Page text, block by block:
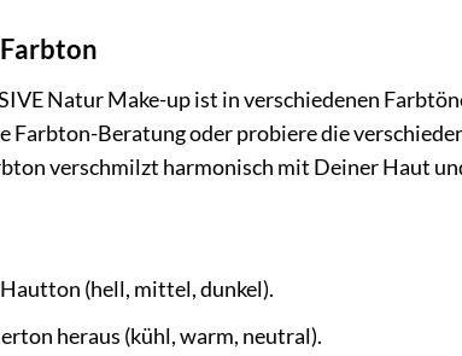
Natur Make-up ist in verschiedenen
Farbton-Beratung oder probiere die
verschmilzt harmonisch mit Deiner Haut
(hell, mittel, dunkel).
heraus (kühl, warm, neutral).